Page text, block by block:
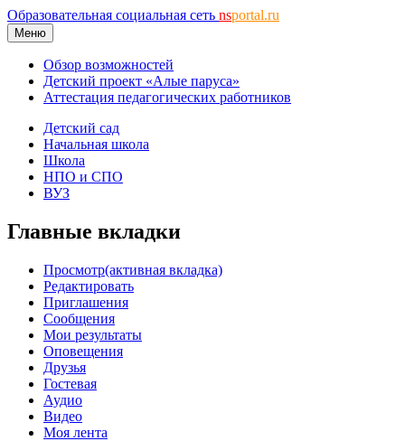
Образовательная социальная сеть nsportal.ru
Меню
Обзор возможностей
Детский проект «Алые паруса»
Аттестация педагогических работников
Детский сад
Начальная школа
Школа
НПО и СПО
ВУЗ
Главные вкладки
Просмотр(активная вкладка)
Редактировать
Приглашения
Сообщения
Мои результаты
Оповещения
Друзья
Гостевая
Аудио
Видео
Моя лента